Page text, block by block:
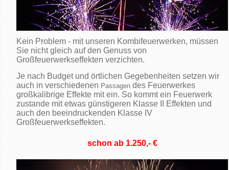
Kein Problem - mit unseren Kombifeuerwerken, müssen
Sie nicht gleich auf den Genuss von
Großfeuerwerkseffekten verzichten.
Je nach Budget und örtlichen Gegebenheiten setzen wir
auch in verschiedenen Passagen des Feuerwerkes
großkalibrige Effekte mit ein. So kommt ein Feuerwerk
zustande mit etwas günstigeren Klasse II Effekten und
auch den beeindruckenden Klasse IV
Großfeuerwerkseffekten.
schon ab 1.250,- €